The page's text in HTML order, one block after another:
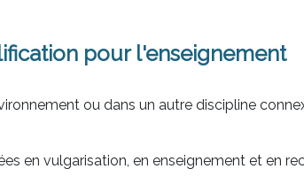
pour l'enseignement
ou dans un autre discipline
en vulgarisation, en enseignement et en